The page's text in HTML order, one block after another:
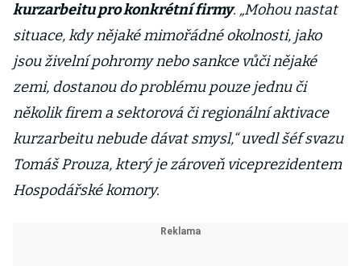
kurzarbeitu pro konkrétní firmy. „Mohou nastat
situace, kdy nějaké mimořádné okolnosti, jako
jsou živelní pohromy nebo sankce vůči nějaké
zemi, dostanou do problému pouze jednu či
několik firem a sektorová či regionální aktivace
kurzarbeitu nebude dávat smysl,“ uvedl šéf svazu
Tomáš Prouza, který je zároveň viceprezidentem
Hospodářské komory.